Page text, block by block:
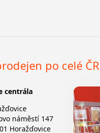
po celé ČR
centrála
náměstí 147
Horažďovice